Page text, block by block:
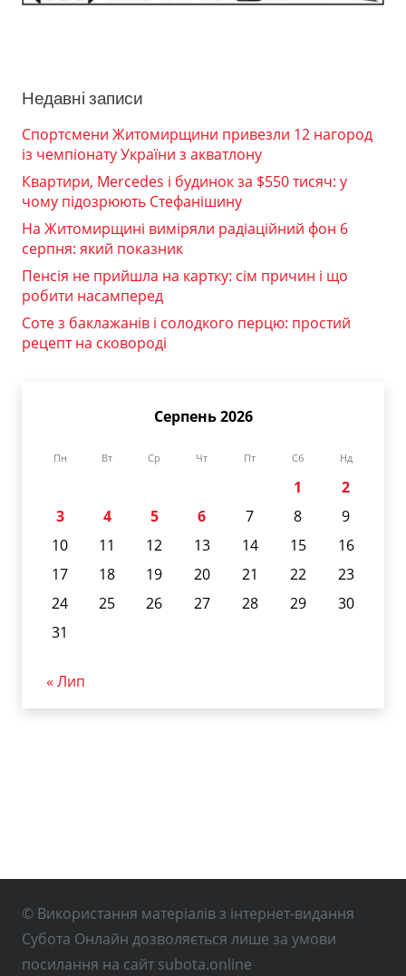
Недавні записи
Спортсмени Житомирщини привезли 12 нагород
із чемпіонату України з акватлону
Квартири, Mercedes і будинок за $550 тисяч: у
чому підозрюють Стефанішину
На Житомирщині виміряли радіаційний фон 6
серпня: який показник
Пенсія не прийшла на картку: сім причин і що
робити насамперед
Соте з баклажанів і солодкого перцю: простий
рецепт на сковороді
Серпень 2026
Пн Вт Ср Чт Пт Сб Нд
1
2
3
4 5 6 7 8
9
10
11 12 13 14 15
16
17
18 19 20 21 22
23
24
25 26 27 28 29
30
31
« Лип
© Використання матеріалів з інтернет-видання
Субота Онлайн дозволяється лише за умови
посилання на сайт subota.online